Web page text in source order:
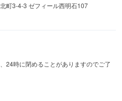
町3-4-3 ゼフィール西明石107
24時に閉めることがありますのでご了